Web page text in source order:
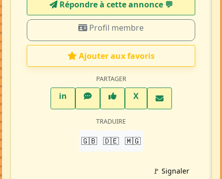
Répondre à cette annonce 💬​
Profil membre
Ajouter aux favoris
PARTAGER
inLinkedInWhatsAppFacebook
XTwitter X
TRADUIRE
🇬🇧 🇩🇪 🇲🇬
🚩 Signaler